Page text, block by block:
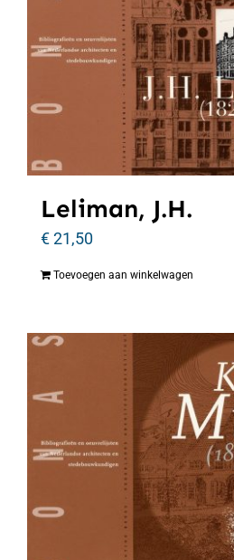
Leliman, J.H.
€21,50
Toevoegen aan winkelwagen